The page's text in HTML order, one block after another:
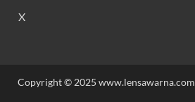
X
Copyright © 2025 www.lensawarna.com